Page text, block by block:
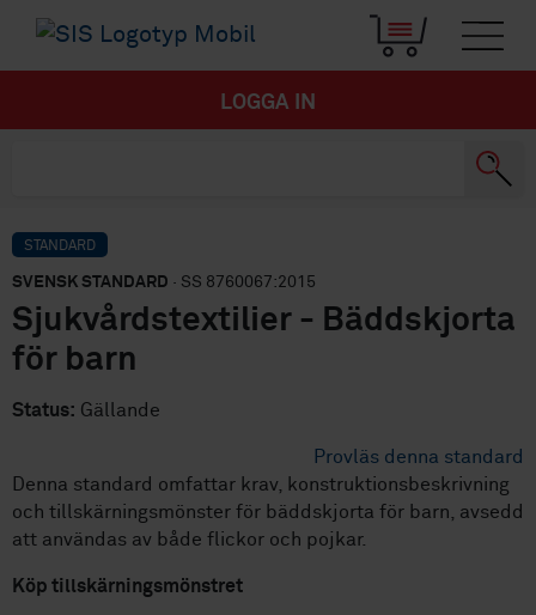
LOGGA IN
STANDARD
SVENSK STANDARD · SS 8760067:2015
Sjukvårdstextilier - Bäddskjorta
för barn
Status: Gällande
Provläs denna standard
Denna standard omfattar krav, konstruktionsbeskrivning
och tillskärningsmönster för bäddskjorta för barn, avsedd
att användas av både flickor och pojkar.
Köp tillskärningsmönstret